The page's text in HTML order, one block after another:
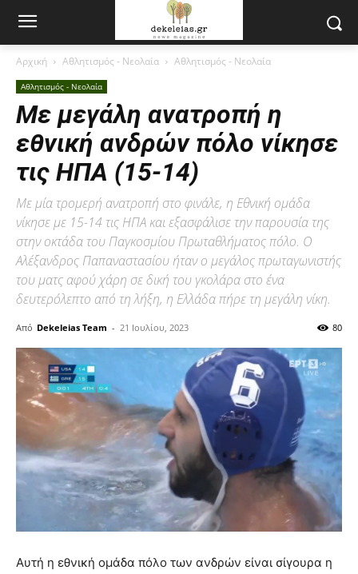
Αρχική Αθλητισμός - Νεολαία Αθλητισμός - Νεολαία
Αθλητισμός - Νεολαία
Με μεγάλη ανατροπή η
εθνική ανδρών πόλο νίκησε
τις ΗΠΑ (15-14)
Με μία τρομερή ανατροπή στο φινάλε, η Εθνική ομάδα
νίκησε με 15-14 τις ΗΠΑ και εξασφάλισε την παρουσία της
στην οκτάδα του Παγκοσμίου Πρωταθλήματος πόλο. Ο
Αλέξανδρος Παπαναστασίου ήταν ο μεγάλος πρωταγωνιστής
του ματς αφού χάρη σε δική του γκολάρα στο ένα
δευτερόλεπτο από τη λήξη, η Ελλάδα πήρε τη μεγάλη νίκη.
Από Dekeleias Team - 21 Ιουλίου, 2023 80
Αυτή η εθνική ομάδα πόλο των ανδρών είναι σίγουρα η